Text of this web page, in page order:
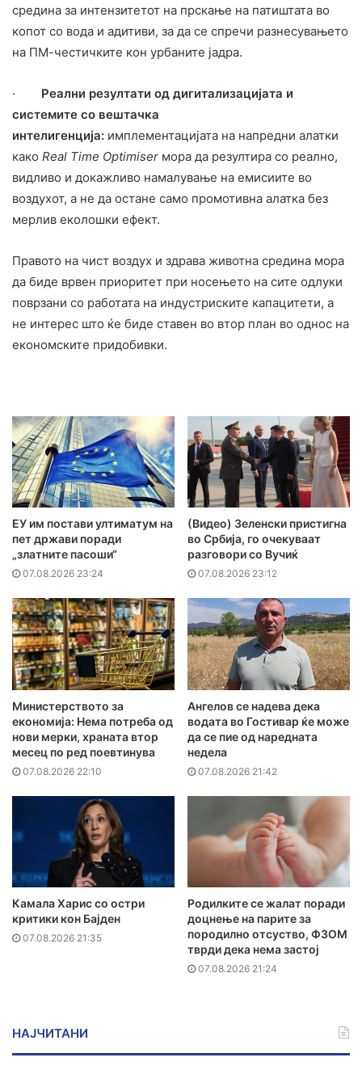
средина за интензитетот на прскање на патиштата во
копот со вода и адитиви, за да се спречи разнесувањето
на ПМ-честичките кон урбаните јадра.
· Реални резултати од дигитализацијата и
системите со вештачка
интелигенција: имплементацијата на напредни алатки
како Real Time Optimiser мора да резултира со реално,
видливо и докажливо намалување на емисиите во
воздухот, а не да остане само промотивна алатка без
мерлив еколошки ефект.
Правото на чист воздух и здрава животна средина мора
да биде врвен приоритет при носењето на сите одлуки
поврзани со работата на индустриските капацитети, а
не интерес што ќе биде ставен во втор план во однос на
економските придобивки.
ЕУ им постави ултиматум на
пет држави поради
„златните пасоши“
07.08.2026 23:24
(Видео) Зеленски пристигна
во Србија, го очекуваат
разговори со Вучиќ
07.08.2026 23:12
Министерството за
економија: Нема потреба од
нови мерки, храната втор
месец по ред поевтинува
07.08.2026 22:10
Ангелов се надева дека
водата во Гостивар ќе може
да се пие од наредната
недела
07.08.2026 21:42
Камала Харис со остри
критики кон Бајден
07.08.2026 21:35
Родилките се жалат поради
доцнење на парите за
породилно отсуство, ФЗОМ
тврди дека нема застој
07.08.2026 21:24
НАЈЧИТАНИ